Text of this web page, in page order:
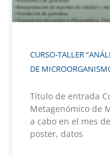
CURSO-TALLER
DE
Título de entrada
Metagenómico de
a cabo en el mes
poster, datos